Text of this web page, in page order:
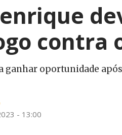
contra
ganhar oportunidade
- 13:00